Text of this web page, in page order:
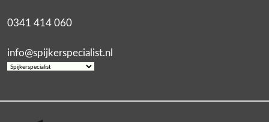
0341 414 060
info@spijkerspecialist.nl